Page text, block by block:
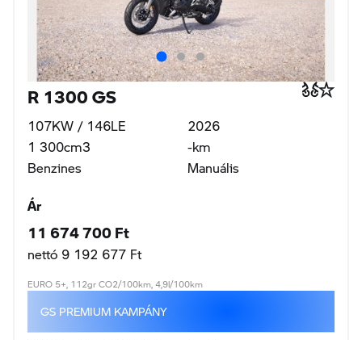
R 1300 GS
107KW / 146LE
1 300cm3
Benzines
2026
-km
Manuális
Ár
11 674 700 Ft
nettó 9 192 677 Ft
EURO 5+, 112gr CO2/100km, 4,9l/100km
GS PREMIUM KAMPÁNY